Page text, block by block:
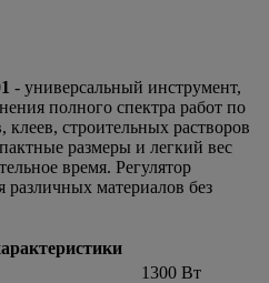
- универсальный инструмент,
полного спектра работ по
строительных растворов
размеры и легкий вес
время. Регулятор
материалов без
1300 Вт